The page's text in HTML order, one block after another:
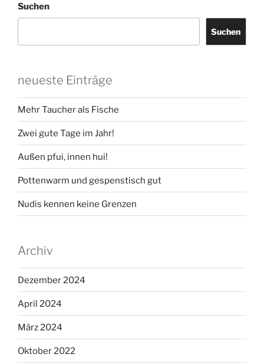
Großen
Steinfeld“
Suchen
Suchen
neueste Einträge
Mehr Taucher als Fische
Zwei gute Tage im Jahr!
Außen pfui, innen hui!
Pottenwarm und gespenstisch gut
Nudis kennen keine Grenzen
Archiv
Dezember 2024
April 2024
März 2024
Oktober 2022